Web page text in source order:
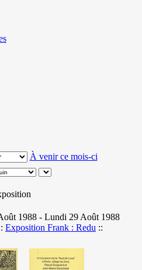
À venir ce mois-ci
1988 - Lundi 29 Août 1988
Exposition Frank : Redu ::